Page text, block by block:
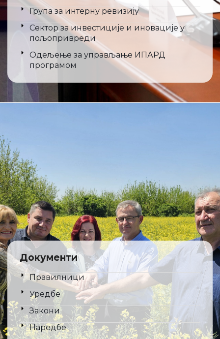
Група за интерну ревизију
Сектор за инвестиције и иновације у
пољопривреди
Одељење за управљање ИПАРД
програмом
Документи
Правилници
Уредбе
Закони
Наредбе